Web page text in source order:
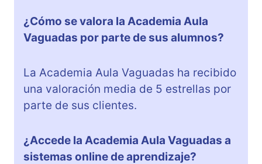
¿Cómo se valora la Academia Aula
Vaguadas por parte de sus alumnos?
La Academia Aula Vaguadas ha recibido
una valoración media de 5 estrellas por
parte de sus clientes.
¿Accede la Academia Aula Vaguadas a
sistemas online de aprendizaje?